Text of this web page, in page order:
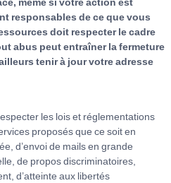
responsables de ce que vous
doit respecter le cadre
abus peut entraîner la fermeture
tenir à jour votre adresse
les lois et réglementations
proposés que ce soit en
d’envoi de mails en grande
de propos discriminatoires,
d’atteinte aux libertés